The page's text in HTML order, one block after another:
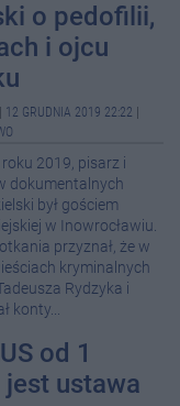
o pedofilii,
i ojcu
12 GRUDNIA 2019 22:22
2019, pisarz i
dokumentalnych
był gościem
w Inowrocławiu.
przyznał, że w
kryminalnych
Rydzyka i
konty...
od 1
jest ustawa